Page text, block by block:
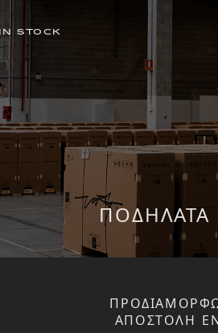
IN STOCK
ΑΠΟΣΤΟΛΗ